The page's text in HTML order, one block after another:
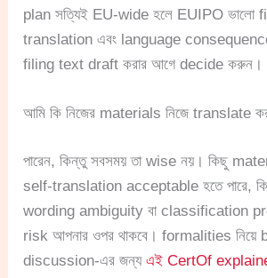
plan সত্যিই EU-wide হলে EUIPO ভালো fit
translation এবং language
filing text draft করার আগে decide করুন।
আমি কি নিজের materials নিজে translate
পারেন, কিন্তু সবসময় তা wise নয়। কিছু
self-translation acceptable হতে পারে,
wording ambiguity বা classification
risk আপনার ওপর থাকবে। formalities নিয়ে
discussion-এর জন্যএই CertOf